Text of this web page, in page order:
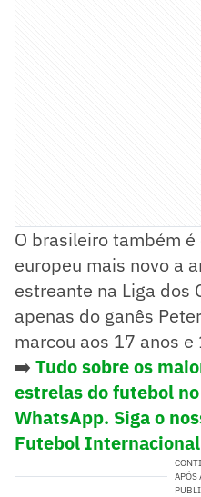
O brasileiro também
europeu mais novo a
estreante na Liga dos
apenas do ganês
marcou aos 17 anos
➡️ Tudo sobre os
estrelas do futebol
WhatsApp. Siga o
Futebol Internacional
APÓS